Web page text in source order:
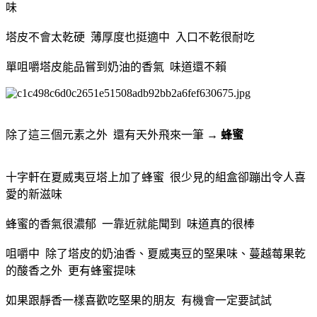
味
塔皮不會太乾硬 薄厚度也挺適中 入口不乾很耐吃
單咀嚼塔皮能品嘗到奶油的香氣 味道還不賴
除了這三個元素之外 還有天外飛來一筆 → 蜂蜜
十字軒在夏威夷豆塔上加了蜂蜜 很少見的組盒卻蹦出令人喜
愛的新滋味
蜂蜜的香氣很濃郁 一靠近就能聞到 味道真的很棒
咀嚼中 除了塔皮的奶油香、夏威夷豆的堅果味、蔓越莓果乾
的酸香之外 更有蜂蜜提味
如果跟靜香一樣喜歡吃堅果的朋友 有機會一定要試試